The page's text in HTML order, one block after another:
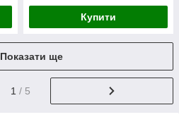
Купити
Показати ще
1 / 5